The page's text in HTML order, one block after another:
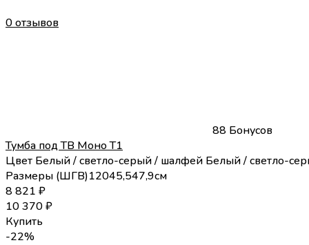
0 отзывов
88 Бонусов
Тумба под ТВ Моно Т1
Цвет Белый / светло-серый / шалфей Белый / светло-
Размеры (ШГВ)12045,547,9см
8 821 ₽
10 370₽
Купить
-22%